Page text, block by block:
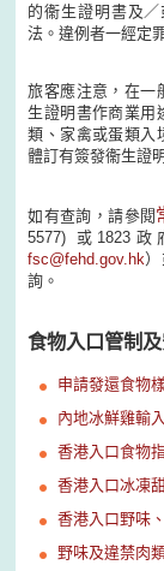
的衞生證明書及
法。違例者一經定
旅客應注意，在一
生證明書作商業用
類、家禽或蛋類入
體訂有簽發衞生證
如有查詢，請參閱
5577) 或1823
fsc@fehd.gov.hk
詢。
食物入口管制及
申請發還食物
內地冰鮮雞輸
香港入口食物指
香港入口冰凍
香港入口野味
野味及違禁肉